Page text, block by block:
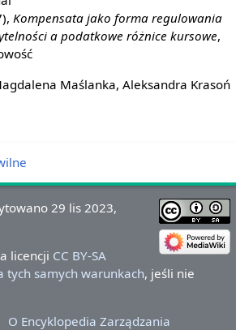
Kompensata jako forma regulowania
a podatkowe różnice kursowe,
Maślanka, Aleksandra Krasoń
29 lis 2023,
licencji CC BY-SA
tych samych warunkach, jeśli nie
O Encyklopedia Zarządzania